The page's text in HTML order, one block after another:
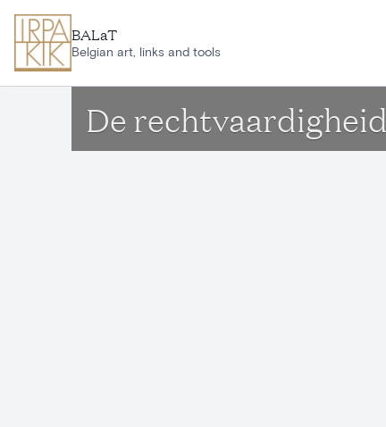
BALaT
Belgian art, links and tools
De rechtvaardigheid